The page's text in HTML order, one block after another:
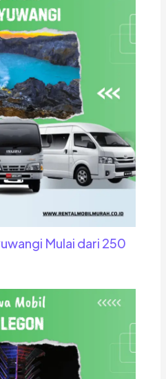
Mulai dari 250